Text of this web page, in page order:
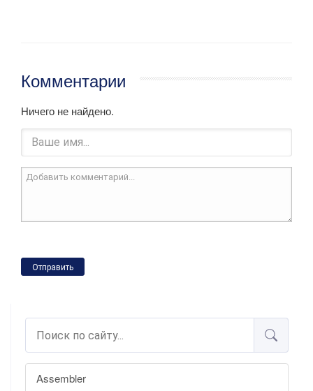
Assembler
Комментарии
Ничего не найдено.
Отправить